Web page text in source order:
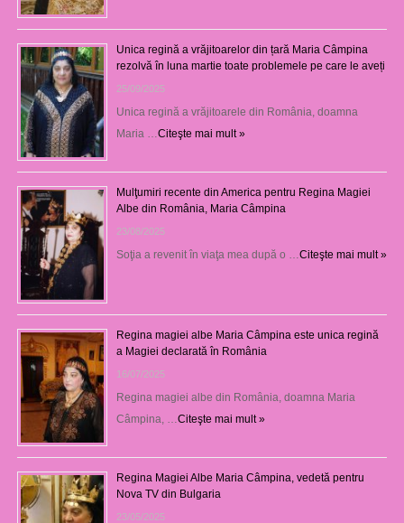
Unica regină a vrăjitoarelor din țară Maria Câmpina
rezolvă în luna martie toate problemele pe care le aveți
25/09/2025
Unica regină a vrăjitoarele din România, doamna
Maria … Citeşte mai mult »
Mulţumiri recente din America pentru Regina Magiei
Albe din România, Maria Câmpina
23/08/2025
Soţia a revenit în viaţa mea după o … Citeşte mai mult »
Regina magiei albe Maria Câmpina este unica regină
a Magiei declarată în România
16/07/2025
Regina magiei albe din România, doamna Maria
Câmpina, … Citeşte mai mult »
Regina Magiei Albe Maria Câmpina, vedetă pentru
Nova TV din Bulgaria
23/05/2025